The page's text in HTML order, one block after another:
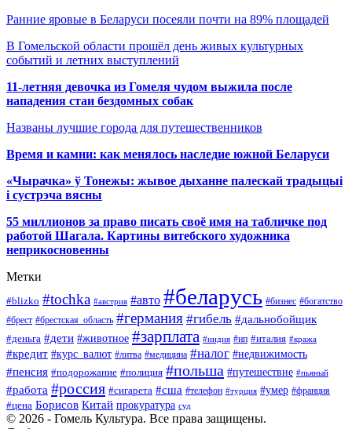
Ранние яровые в Беларуси посеяли почти на 89% площадей
В Гомельской области прошёл день живых культурных
событий и летних выступлений
11-летняя девочка из Гомеля чудом выжила после
нападения стаи бездомных собак
Названы лучшие города для путешественников
Время и камни: как менялось наследие южной Беларуси
«Чырачка» ў Тонежы: жывое дыханне палескай традыцыі
і сустрэча вясны
55 миллионов за право писать своё имя на табличке под
работой Шагала. Картины витебского художника
неприкосновенны
Метки
#blizko #tochka #австрия #авто #беларусь #бизнес #богатство
#брест #брестская_область #германия #гибель #дальнобойщик
#деньга #дети #животное #зарплата #индия #ип #италия #кража
#кредит #курс_валют #литва #медицина #налог #недвижимость
#пенсия #подорожание #полиция #польша #путешествие #пьяный
#работа #россия #сигарета #сша #телефон #турция #умер #франция
#цена Борисов Китай прокуратура суд
© 2026 - Гомель Культура. Все права защищены.